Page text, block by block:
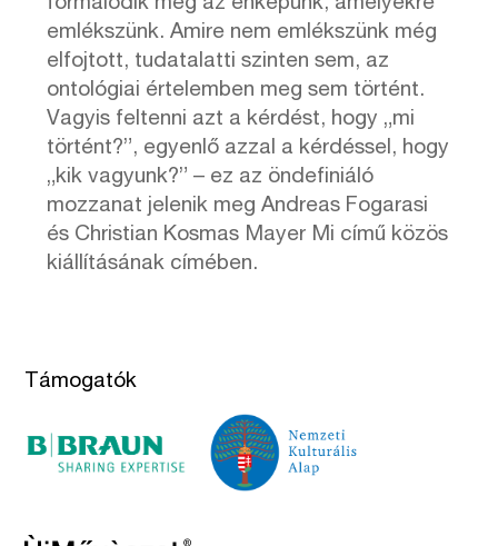
emlékszünk. Amire nem emlékszünk még
elfojtott, tudatalatti szinten sem, az
ontológiai értelemben meg sem történt.
Vagyis feltenni azt a kérdést, hogy „mi
történt?”, egyenlő azzal a kérdéssel, hogy
„kik vagyunk?” – ez az öndefiniáló
mozzanat jelenik meg Andreas Fogarasi
és Christian Kosmas Mayer Mi című közös
kiállításának címében.
Támogatók